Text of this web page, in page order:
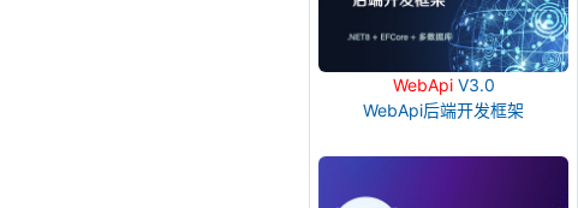
WebApiV3.0
WebApi后端开发框架